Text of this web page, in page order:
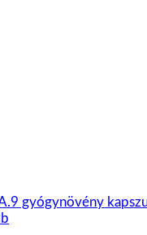
gyógynövény